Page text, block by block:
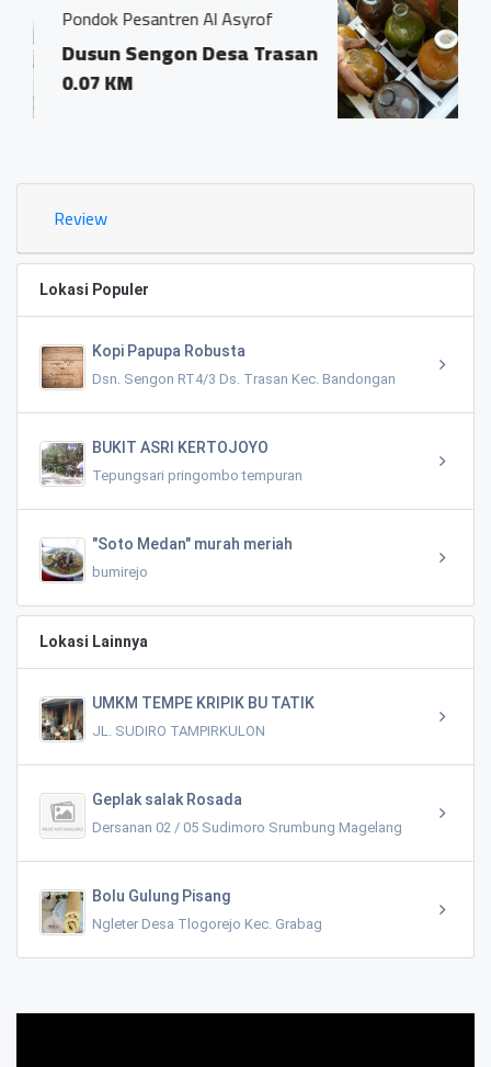
Al Asyrof
Desa Trasan
Jamu Tradisisional Madun
Dsn. Sengon RT04/
Trasan Kec.
0.03 KM
Review
Lokasi Populer
Kopi Papupa Robusta
Dsn. Sengon RT4/3 Ds. Trasan Kec. Bandongan
BUKIT ASRI KERTOJOYO
Tepungsari pringombo tempuran
"Soto Medan" murah meriah
bumirejo
Lokasi Lainnya
UMKM TEMPE KRIPIK BU TATIK
JL. SUDIRO TAMPIRKULON
Geplak salak Rosada
Dersanan 02 / 05 Sudimoro Srumbung Magelang
Bolu Gulung Pisang
Ngleter Desa Tlogorejo Kec. Grabag